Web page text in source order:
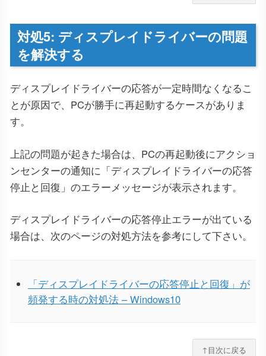
対処5: ディスプレイドライバーの問題
を解決する
ディスプレイドライバーの応答が一定時間なくなるこ
とが原因で、PCが勝手に再起動するケースがありま
す。
上記の問題が起きた場合は、PCの再起動後にアクショ
ンセンターの通知に「ディスプレイドライバーの応答
停止と回復」のエラーメッセージが表示されます。
ディスプレイドライバーの応答停止エラーが出ている
場合は、次のページの対処方法を参考にして下さい。
「ディスプレイドライバーの応答停止と回復」が
頻発する時の対処法 – Windows10
↑目次に戻る